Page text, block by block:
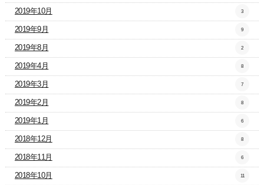
2019年10月 3
2019年9月 9
2019年8月 2
2019年4月 8
2019年3月 7
2019年2月 8
2019年1月 6
2018年12月 8
2018年11月 6
2018年10月 11